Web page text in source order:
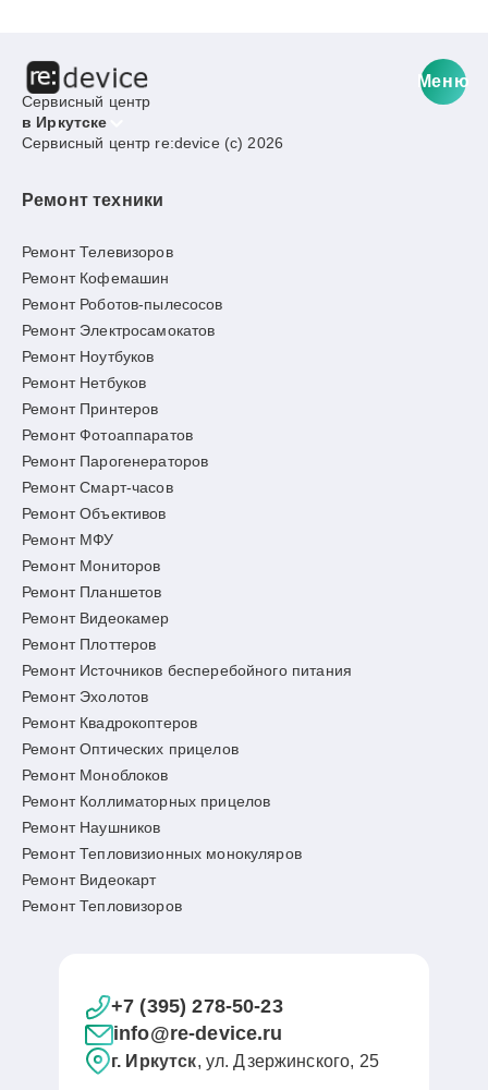
Сервисный центр
в Иркутске
Меню
Сервисный центр re:device (c) 2026
Ремонт техники
Ремонт Телевизоров
Ремонт Кофемашин
Ремонт Роботов-пылесосов
Ремонт Электросамокатов
Ремонт Ноутбуков
Ремонт Нетбуков
Ремонт Принтеров
Ремонт Фотоаппаратов
Ремонт Парогенераторов
Ремонт Смарт-часов
Ремонт Объективов
Ремонт МФУ
Ремонт Мониторов
Ремонт Планшетов
Ремонт Видеокамер
Ремонт Плоттеров
Ремонт Источников бесперебойного питания
Ремонт Эхолотов
Ремонт Квадрокоптеров
Ремонт Оптических прицелов
Ремонт Моноблоков
Ремонт Коллиматорных прицелов
Ремонт Наушников
Ремонт Тепловизионных монокуляров
Ремонт Видеокарт
Ремонт Тепловизоров
+7 (395) 278-50-23
info@re-device.ru
г. Иркутск, ул. Дзержинского, 25